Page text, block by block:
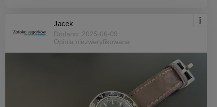
Jacek
Dodano: 2025-06-09
Opinia niezweryfikowana